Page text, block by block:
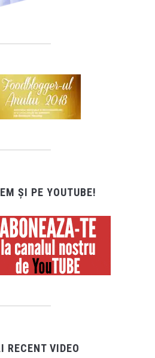
ȘI PE YOUTUBE!
RECENT VIDEO